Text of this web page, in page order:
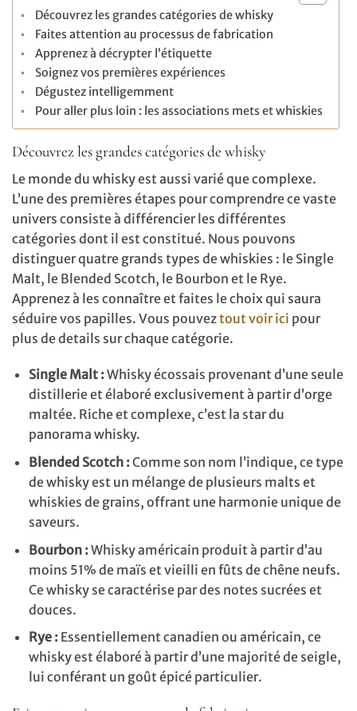
Découvrez les grandes catégories de whisky
Faites attention au processus de fabrication
Apprenez à décrypter l’étiquette
Soignez vos premières expériences
Dégustez intelligemment
Pour aller plus loin : les associations mets et whiskies
Découvrez les grandes catégories de whisky
Le monde du whisky est aussi varié que complexe.
L’une des premières étapes pour comprendre ce vaste
univers consiste à différencier les différentes
catégories dont il est constitué. Nous pouvons
distinguer quatre grands types de whiskies : le Single
Malt, le Blended Scotch, le Bourbon et le Rye.
Apprenez à les connaître et faites le choix qui saura
séduire vos papilles. Vous pouveztout voir ici pour
plus de details sur chaque catégorie.
Single Malt :Whisky écossais provenant d’une seule
distillerie et élaboré exclusivement à partir d’orge
maltée. Riche et complexe, c’est la star du
panorama whisky.
Blended Scotch :Comme son nom l’indique, ce type
de whisky est un mélange de plusieurs malts et
whiskies de grains, offrant une harmonie unique de
saveurs.
Bourbon :Whisky américain produit à partir d’au
moins 51% de maïs et vieilli en fûts de chêne neufs.
Ce whisky se caractérise par des notes sucrées et
douces.
Rye :Essentiellement canadien ou américain, ce
whisky est élaboré à partir d’une majorité de seigle,
lui conférant un goût épicé particulier.